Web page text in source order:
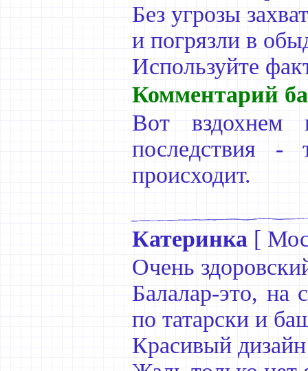
Без угрозы
и погрязли в
Используйте
Комментарий
Вот вздохнем
последствия -
происходит.
Катеринка [
Очень
Балалар-это, на
по татарски и
Красивый